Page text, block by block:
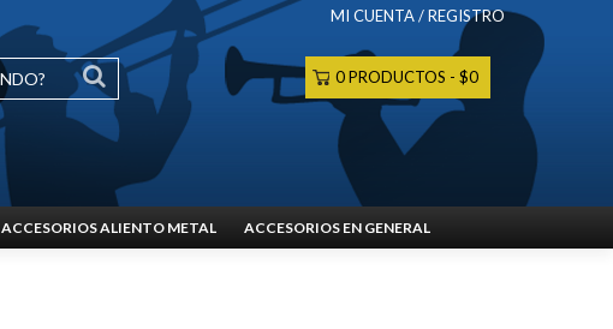
MI CUENTA / REGISTRO
0 PRODUCTOS $0
ACCESORIOS ALIENTO METAL ACCESORIOS EN GENERAL